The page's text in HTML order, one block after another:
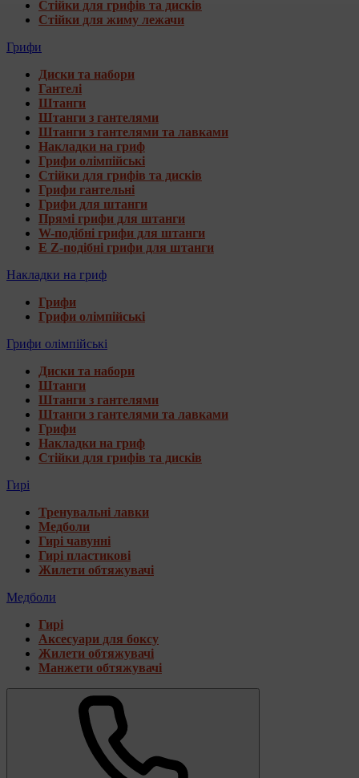
Стійки для грифів та дисків
Стійки для жиму лежачи
Грифи
Диски та набори
Гантелі
Штанги
Штанги з гантелями
Штанги з гантелями та лавками
Накладки на гриф
Грифи олімпійські
Стійки для грифів та дисків
Грифи гантельні
Грифи для штанги
Прямі грифи для штанги
W-подібні грифи для штанги
E Z-подібні грифи для штанги
Накладки на гриф
Грифи
Грифи олімпійські
Грифи олімпійські
Диски та набори
Штанги
Штанги з гантелями
Штанги з гантелями та лавками
Грифи
Накладки на гриф
Стійки для грифів та дисків
Гирі
Тренувальні лавки
Медболи
Гирі чавунні
Гирі пластикові
Жилети обтяжувачі
Медболи
Гирі
Аксесуари для боксу
Жилети обтяжувачі
Манжети обтяжувачі